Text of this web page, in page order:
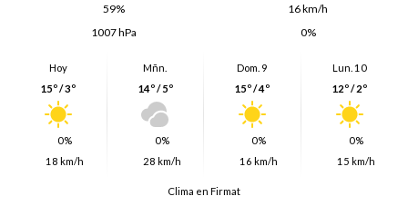
59%
16 km/h
1007 hPa
0%
Hoy
15º / 3º
0%
18 km/h
Mñn.
14º / 5º
0%
28 km/h
Dom. 9
15º / 4º
0%
16 km/h
Lun. 10
12º / 2º
0%
15 km/h
Clima en Firmat